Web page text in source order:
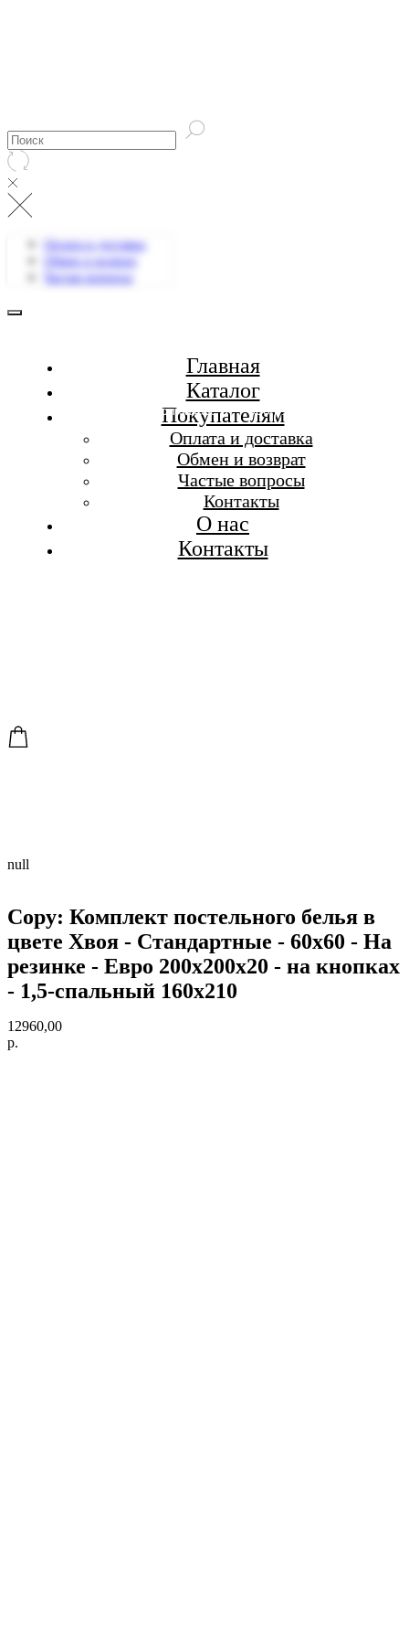
Бесплатная доставка при заказе от 7 000 р.
null
Оплата и доставка
Обмен и возврат
Частые вопросы
Главная
Каталог
Покупателям
Оплата и доставка
Обмен и возврат
Частые вопросы
Контакты
О нас
Контакты
Copy: Комплект постельного белья в
цвете Хвоя - Стандартные - 60х60 - На
резинке - Евро 200х200х20 - на кнопках
- 1,5-спальный 160х210
12960,00
р.